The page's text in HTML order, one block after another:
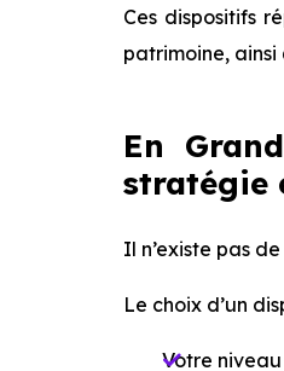
Ces dispositifs
patrimoine,
En
stratégie
Il n’existe pas
Le choix d’un
Votr⁠⁠e